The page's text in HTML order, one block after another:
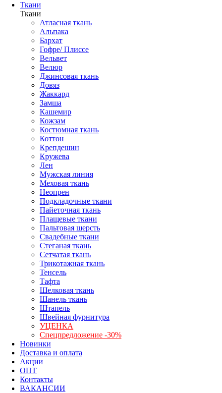
Ткани
Ткани
Атласная ткань
Альпака
Бархат
Гофре/ Плиссе
Вельвет
Велюр
Джинсовая ткань
Довяз
Жаккард
Замша
Кашемир
Кожзам
Костюмная ткань
Коттон
Крепдешин
Кружева
Лен
Мужская линия
Меховая ткань
Неопрен
Подкладочные ткани
Пайеточная ткань
Плащевые ткани
Пальтовая шерсть
Свадебные ткани
Стеганая ткань
Сетчатая ткань
Трикотажная ткань
Тенсель
Тафта
Шелковая ткань
Шанель ткань
Штапель
Швейная фурнитура
УЦЕНКА
Спецпредложение -30%
Новинки
Доставка и оплата
Акции
ОПТ
Контакты
ВАКАНСИИ